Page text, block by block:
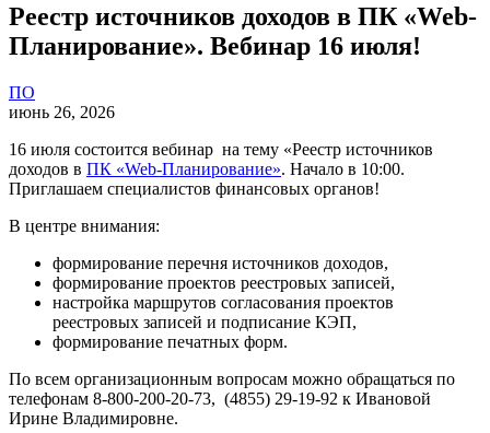
Реестр источников доходов в ПК «Web-
Планирование». Вебинар 16 июля!
ПО
июнь 26, 2026
16 июля состоится вебинар на тему «Реестр источников
доходов в ПК «Web-Планирование». Начало в 10:00.
Приглашаем специалистов финансовых органов!
В центре внимания:
формирование перечня источников доходов,
формирование проектов реестровых записей,
настройка маршрутов согласования проектов
реестровых записей и подписание КЭП,
формирование печатных форм.
По всем организационным вопросам можно обращаться по
телефонам 8-800-200-20-73, (4855) 29-19-92 к Ивановой
Ирине Владимировне.